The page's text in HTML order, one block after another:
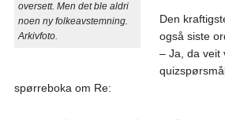
oversett. Men det ble aldri
noen ny folkeavstemning.
Arkivfoto.
Den
også siste
– Ja, da veit
spørreboka om Re: